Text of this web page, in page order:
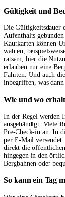
Gültigkeit und
Die Gültigkeitsdauer
Aufenthalts
Kaufkarten können
wählen,
ratsam, hier die
erlauben nur eine
Fahrten. Und auch
inbegriffen, was
Wie und wo
In der Regel werden
ausgehändigt. Viele
Pre-Check-in an. In
per E-Mail versendet.
direkt die
hingegen in den
Bergbahnen oder
So kann ein Tag